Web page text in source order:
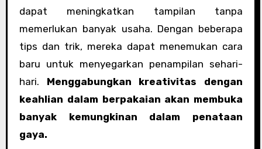
dapat meningkatkan tampilan tanpa
memerlukan banyak usaha. Dengan beberapa
tips dan trik, mereka dapat menemukan cara
baru untuk menyegarkan penampilan sehari-
hari. Menggabungkan kreativitas dengan
keahlian dalam berpakaian akan membuka
banyak kemungkinan dalam penataan
gaya.